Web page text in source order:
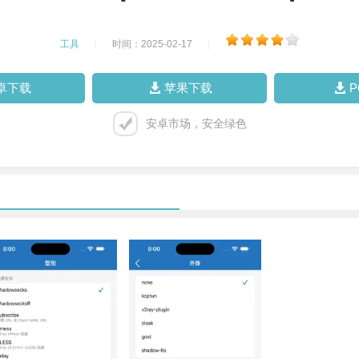
工具 时间：2025-02-17
下载 苹果下载
安卓市场，安全绿色